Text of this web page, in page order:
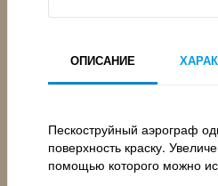
ОПИСАНИЕ
Пескоструйный аэрограф
поверхность краску.
помощью которого можно